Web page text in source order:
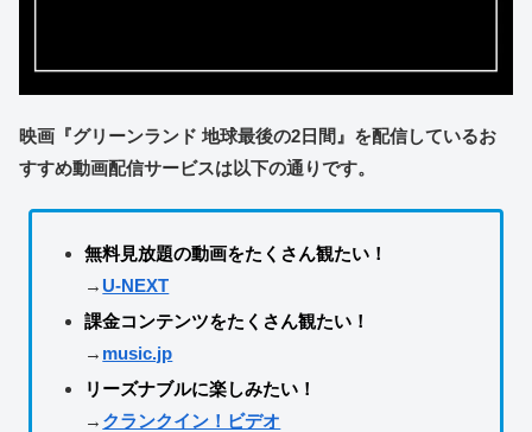
映画『グリーンランド 地球最後の2日間』を配信しているお
すすめ動画配信サービスは以下の通りです。
無料見放題の動画をたくさん観たい！
→ U-NEXT
課金コンテンツをたくさん観たい！
→ music.jp
リーズナブルに楽しみたい！
→ クランクイン！ビデオ